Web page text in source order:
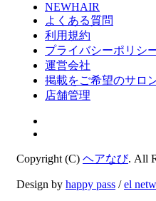
NEWHAIR
よくある質問
利用規約
プライバシーポリシ
運営会社
掲載をご希望のサロ
店舗管理
Copyright (C) ヘアなび. All
Design by happy pass /el